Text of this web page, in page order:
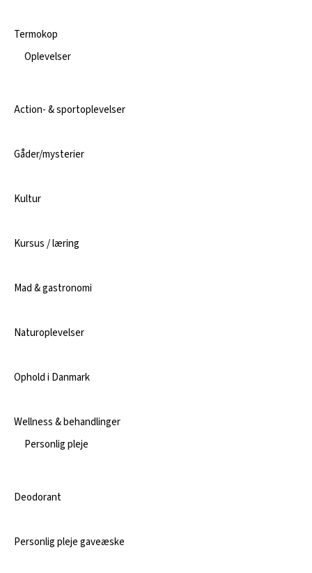
Termokop
Oplevelser
Action- & sportoplevelser
Gåder/mysterier
Kultur
Kursus / læring
Mad & gastronomi
Naturoplevelser
Ophold i Danmark
Wellness & behandlinger
Personlig pleje
Deodorant
Personlig pleje gaveæske